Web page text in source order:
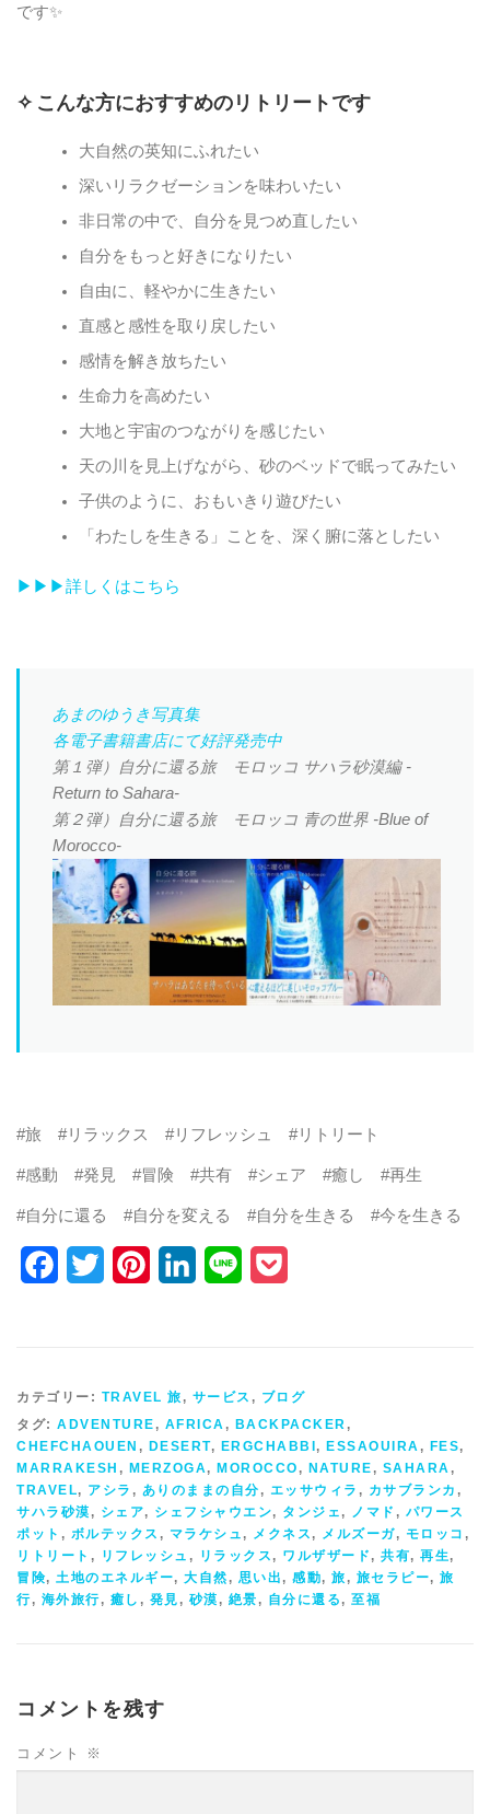
です✨
✧ こんな方におすすめのリトリートです
大自然の英知にふれたい
深いリラクゼーションを味わいたい
非日常の中で、自分を見つめ直したい
自分をもっと好きになりたい
自由に、軽やかに生きたい
直感と感性を取り戻したい
感情を解き放ちたい
生命力を高めたい
大地と宇宙のつながりを感じたい
天の川を見上げながら、砂のベッドで眠ってみたい
子供のように、おもいきり遊びたい
「わたしを生きる」ことを、深く腑に落としたい
▶︎▶︎▶︎詳しくはこちら
あまのゆうき写真集
各電子書籍書店にて好評発売中
第１弾）自分に還る旅 モロッコ サハラ砂漠編 -
Return to Sahara-
第２弾）自分に還る旅 モロッコ 青の世界 -Blue of
Morocco-
#旅 #リラックス #リフレッシュ #リトリート
#感動 #発見 #冒険 #共有 #シェア #癒し #再生
#自分に還る #自分を変える #自分を生きる #今を生きる
Facebook
Twitter PinterestLinkedInLine
カテゴリー: TRAVEL 旅 , サービス , ブログ
タグ: ADVENTURE , AFRICA , BACKPACKER ,
CHEFCHAOUEN , DESERT, ERGCHABBI , ESSAOUIRA , FES,
MARRAKESH , MERZOGA, MOROCCO , NATURE , SAHARA ,
TRAVEL, アシラ , ありのままの自分 , エッサウィラ , カサブランカ ,
サハラ砂漠 , シェア, シェフシャウエン, タンジェ , ノマド , パワース
ポット , ボルテックス , マラケシュ , メクネス , メルズーガ, モロッコ ,
リトリート , リフレッシュ , リラックス , ワルザザード , 共有, 再生,
冒険, 土地のエネルギー, 大自然 , 思い出 , 感動, 旅 , 旅セラピー, 旅
行, 海外旅行, 癒し , 発見 , 砂漠 , 絶景 , 自分に還る , 至福
コメントを残す
コメント ※